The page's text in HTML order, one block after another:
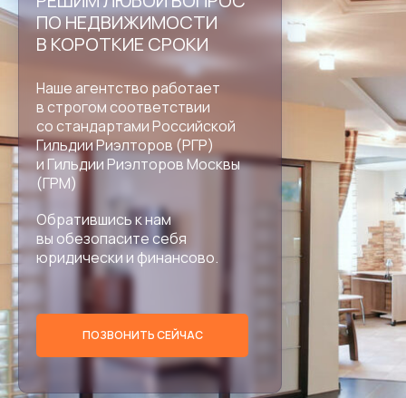
ПО НЕДВИЖИМОСТИ
В КОРОТКИЕ СРОКИ
Наше агентство работает
в строгом соответствии
со стандартамиРоссийской
Гильдии Риэлторов (РГР)
и Гильдии Риэлторов Москвы
(ГРМ)
ПОЗВОНИТЬ СЕЙЧАС
Обратившись к нам
вы обезопасите себя
юридически и финансово.